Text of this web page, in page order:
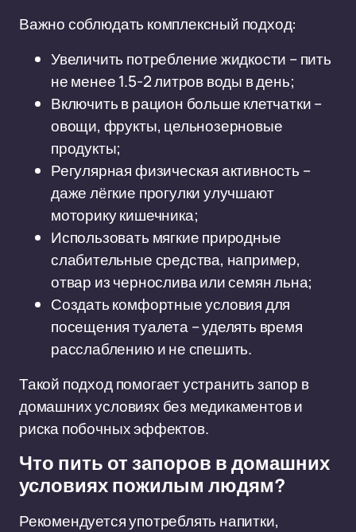
Важно соблюдать комплексный подход:
Увеличить потребление жидкости – пить
не менее 1.5-2 литров воды в день;
Включить в рацион больше клетчатки –
овощи, фрукты, цельнозерновые
продукты;
Регулярная физическая активность –
даже лёгкие прогулки улучшают
моторику кишечника;
Использовать мягкие природные
слабительные средства, например,
отвар из чернослива или семян льна;
Создать комфортные условия для
посещения туалета – уделять время
расслаблению и не спешить.
Такой подход помогает устранить запор в
домашних условиях без медикаментов и
риска побочных эффектов.
Что пить от запоров в домашних
условиях пожилым людям?
Рекомендуется употреблять напитки,